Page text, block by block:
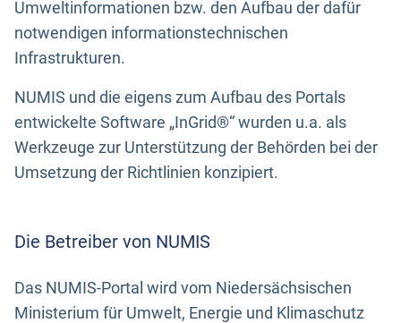
Umweltinformationen bzw. den Aufbau der dafür
notwendigen informationstechnischen
Infrastrukturen.
NUMIS und die eigens zum Aufbau des Portals
entwickelte Software „InGrid®“ wurden u.a. als
Werkzeuge zur Unterstützung der Behörden bei der
Umsetzung der Richtlinien konzipiert.
Die Betreiber von NUMIS
Das NUMIS-Portal wird vom Niedersächsischen
Ministerium für Umwelt, Energie und Klimaschutz